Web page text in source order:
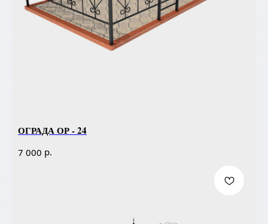
ОГРАДА ОР - 24
7 000 р.